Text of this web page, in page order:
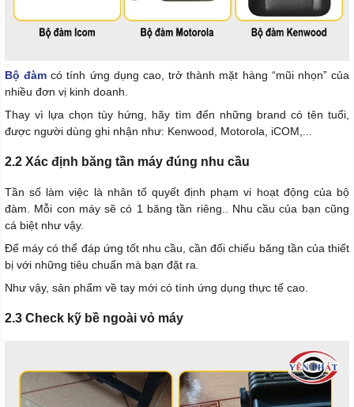
Bộ đàm có tính ứng dụng cao, trở thành mặt hàng “mũi nhọn” của
nhiều đơn vị kinh doanh.
Thay vì lựa chọn tùy hứng, hãy tìm đến những brand có tên tuổi,
được người dùng ghi nhận như: Kenwood, Motorola, iCOM,...
2.2 Xác định băng tần máy đúng nhu cầu
Tần số làm việc là nhân tố quyết định phạm vi hoạt động của bộ
đàm. Mỗi con máy sẽ có 1 băng tần riêng.. Nhu cầu của bạn cũng
cá biệt như vậy.
Để máy có thể đáp ứng tốt nhu cầu, cần đối chiếu băng tần của thiết
bị với những tiêu chuẩn mà bạn đặt ra.
Như vậy, sản phẩm về tay mới có tính ứng dụng thực tế cao.
2.3 Check kỹ bề ngoài vỏ máy